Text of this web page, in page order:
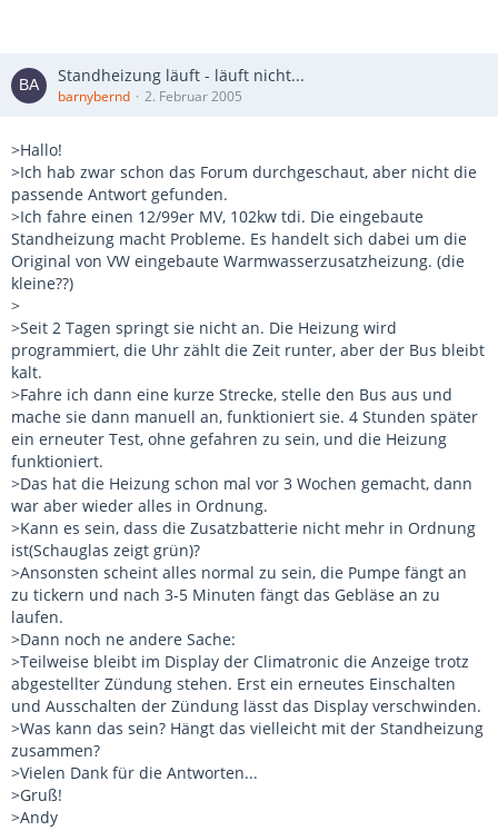
Standheizung läuft - läuft nicht...
barnybernd 2. Februar 2005
>Hallo!
>Ich hab zwar schon das Forum durchgeschaut, aber nicht die
passende Antwort gefunden.
>Ich fahre einen 12/99er MV, 102kw tdi. Die eingebaute
Standheizung macht Probleme. Es handelt sich dabei um die
Original von VW eingebaute Warmwasserzusatzheizung. (die
kleine??)
>
>Seit 2 Tagen springt sie nicht an. Die Heizung wird
programmiert, die Uhr zählt die Zeit runter, aber der Bus bleibt
kalt.
>Fahre ich dann eine kurze Strecke, stelle den Bus aus und
mache sie dann manuell an, funktioniert sie. 4 Stunden später
ein erneuter Test, ohne gefahren zu sein, und die Heizung
funktioniert.
>Das hat die Heizung schon mal vor 3 Wochen gemacht, dann
war aber wieder alles in Ordnung.
>Kann es sein, dass die Zusatzbatterie nicht mehr in Ordnung
ist(Schauglas zeigt grün)?
>Ansonsten scheint alles normal zu sein, die Pumpe fängt an
zu tickern und nach 3-5 Minuten fängt das Gebläse an zu
laufen.
>Dann noch ne andere Sache:
>Teilweise bleibt im Display der Climatronic die Anzeige trotz
abgestellter Zündung stehen. Erst ein erneutes Einschalten
und Ausschalten der Zündung lässt das Display verschwinden.
>Was kann das sein? Hängt das vielleicht mit der Standheizung
zusammen?
>Vielen Dank für die Antworten...
>Gruß!
>Andy